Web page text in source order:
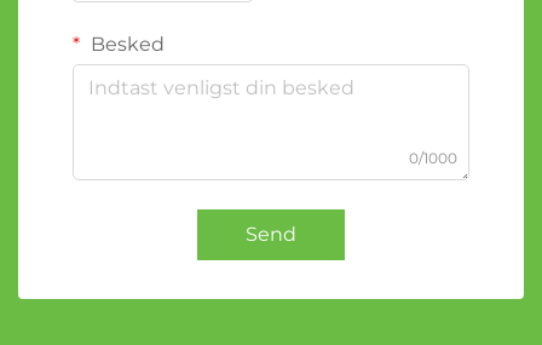
Besked
0/1000
Send